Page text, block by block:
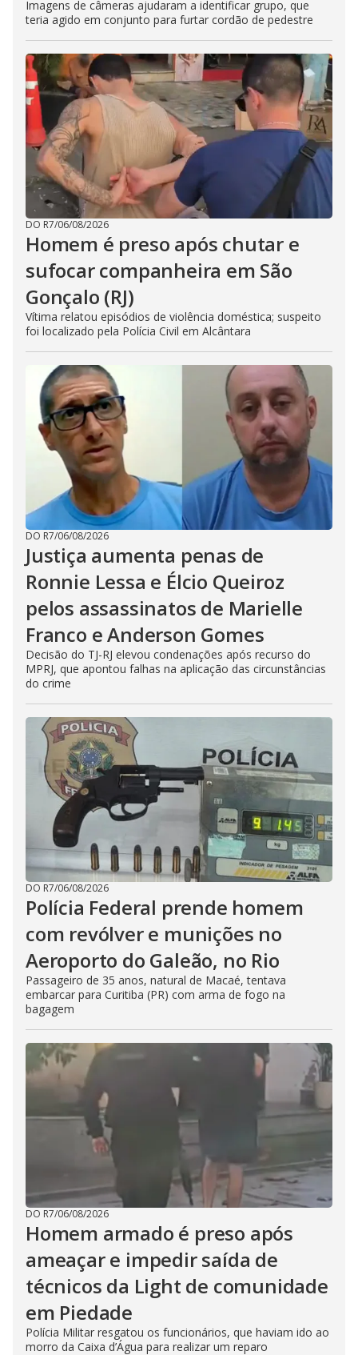
Imagens de câmeras ajudaram a identificar grupo, que
teria agido em conjunto para furtar cordão de pedestre
DO R7/06/08/2026
Homem é preso após chutar e
sufocar companheira em São
Gonçalo (RJ)
Vítima relatou episódios de violência doméstica; suspeito
foi localizado pela Polícia Civil em Alcântara
DO R7/06/08/2026
Justiça aumenta penas de
Ronnie Lessa e Élcio Queiroz
pelos assassinatos de Marielle
Franco e Anderson Gomes
Decisão do TJ-RJ elevou condenações após recurso do
MPRJ, que apontou falhas na aplicação das circunstâncias
do crime
DO R7/06/08/2026
Polícia Federal prende homem
com revólver e munições no
Aeroporto do Galeão, no Rio
Passageiro de 35 anos, natural de Macaé, tentava
embarcar para Curitiba (PR) com arma de fogo na
bagagem
DO R7/06/08/2026
Homem armado é preso após
ameaçar e impedir saída de
técnicos da Light de comunidade
em Piedade
Polícia Militar resgatou os funcionários, que haviam ido ao
morro da Caixa d’Água para realizar um reparo